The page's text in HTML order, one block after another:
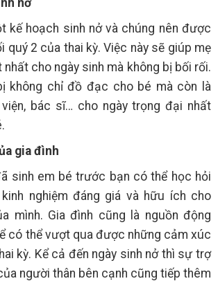
kế hoạch sinh nở và chúng nên được
quý 2 của thai kỳ. Việc này sẽ giúp mẹ
cho ngày sinh mà không bị bối rối.
không chỉ đồ đạc cho bé mà còn là
bác sĩ… cho ngày trọng đại nhất
gia đình
sinh em bé trước bạn có thể học hỏi
nghiệm đáng giá và hữu ích cho
mình. Gia đình cũng là nguồn động
có thể vượt qua được những cảm xúc
kỳ. Kể cả đến ngày sinh nở thì sự trợ
người thân bên cạnh cũng tiếp thêm